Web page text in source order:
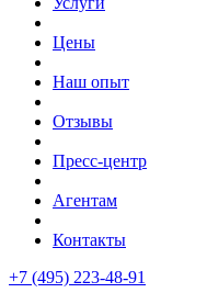
Цены
Наш опыт
Отзывы
Пресс-центр
Агентам
Контакты
+7 (495) 223-48-91